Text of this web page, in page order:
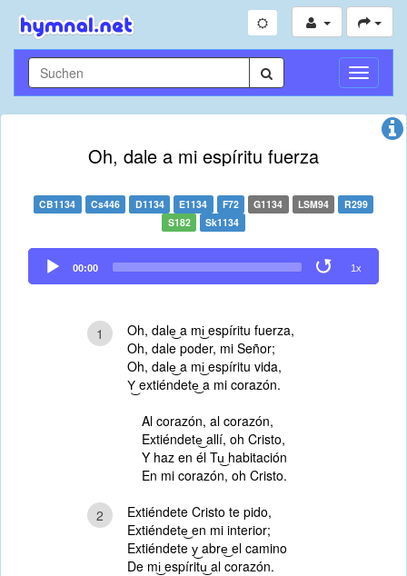
Oh, dale a mi espíritu fuerza
CB1134 Cs446 D1134 E1134 F72 G1134 LSM94
R299
S182
Sk1134
Audio
Player
00:00 1x
1
Oh, dale͜ a mi͜ espíritu fuerza,
Oh, dale poder, mi Señor;
Oh, dale͜ a mi͜ espíritu vida,
Y͜ extiéndete͜ a mi corazón.
Al corazón, al corazón,
Extiéndete͜ allí, oh Cristo,
Y haz en él Tu͜ habitación
En mi corazón, oh Cristo.
2
Extiéndete Cristo te pido,
Extiéndete͜ en mi interior;
Extiéndete y͜ abre͜ el camino
De mi͜ espíritu͜ al corazón.